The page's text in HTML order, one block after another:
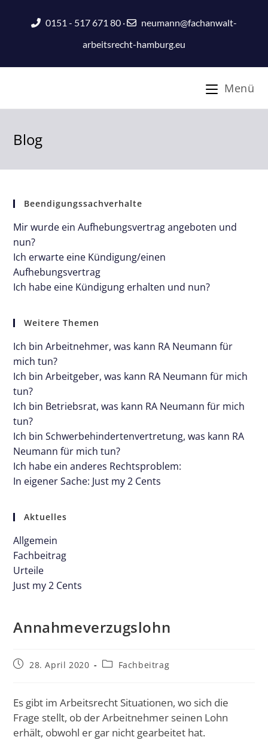
0151 - 517 671 80 ·
neumann@fachanwalt-
arbeitsrecht-hamburg.eu
Menü
Blog
Beendigungssachverhalte
Mir wurde ein Aufhebungsvertrag angeboten und
nun?
Ich erwarte eine Kündigung/einen
Aufhebungsvertrag
Ich habe eine Kündigung erhalten und nun?
Weitere Themen
Ich bin Arbeitnehmer, was kann RA Neumann für
mich tun?
Ich bin Arbeitgeber, was kann RA Neumann für mich
tun?
Ich bin Betriebsrat, was kann RA Neumann für mich
tun?
Ich bin Schwerbehindertenvertretung, was kann RA
Neumann für mich tun?
Ich habe ein anderes Rechtsproblem:
In eigener Sache: Just my 2 Cents
Aktuelles
Allgemein
Fachbeitrag
Urteile
Just my 2 Cents
Annahmeverzugslohn
28. April 2020 Fachbeitrag
Es gibt im Arbeitsrecht Situationen, wo sich die
Frage stellt, ob der Arbeitnehmer seinen Lohn
erhält, obwohl er gar nicht gearbeitet hat.